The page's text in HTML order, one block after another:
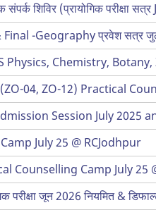
शिविर (प्रायोगिक परीक्षा
Final -Geography प्रवेश सत्र
Physics, Chemistry,
04, ZO-12) Practical
Session July 2025
July 25 @ RCJodhpur
Counselling Camp July 25
परीक्षा जून 2026 नियमित &